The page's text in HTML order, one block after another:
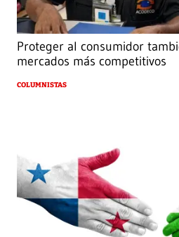
Proteger al consumidor
mercados más competitivos
COLUMNISTAS